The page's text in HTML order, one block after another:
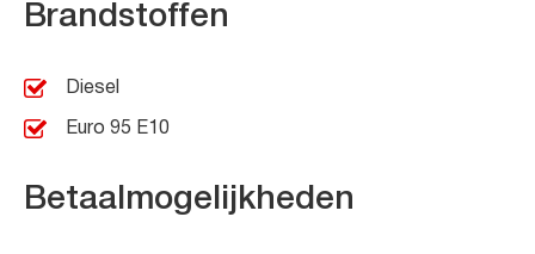
Brandstoffen
Diesel
Euro 95 E10
Betaalmogelijkheden